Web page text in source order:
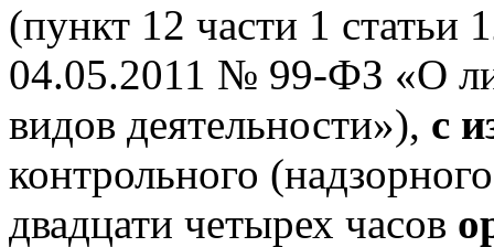
(пункт 12 части 1 статьи
04.05.2011 № 99-ФЗ «О
видов деятельности»), с
контрольного
двадцати четырех часов